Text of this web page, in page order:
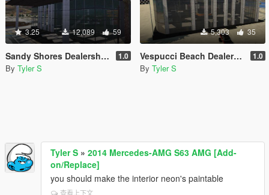
3.25 12,089 59
Sandy Shores Dealership [YMAP | FiveM] 1.0
By Tyler S
5,303 35
Vespucci Beach Dealership [YMAP | FiveM] 1.0
By Tyler S
Tyler S » 2014 Mercedes-AMG S63 AMG [Add-
on/Replace]
you should make the interior neon's paintable
查看上下文